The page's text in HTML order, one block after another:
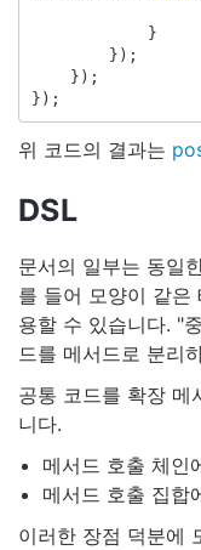
}
});
});
});
위 코드의 결과는
DSL
문서의 일부는 동일
를 들어 모양이 같은
용할 수 있습니다. "
드를 메서드로 분리
공통 코드를 확장 메
니다.
메서드 호출 체인
메서드 호출 집합
이러한 장점 덕분에